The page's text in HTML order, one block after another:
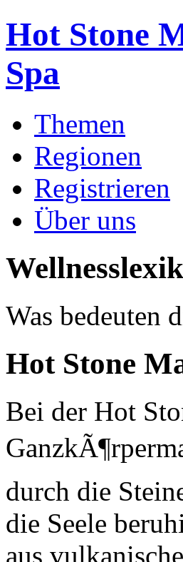
Hot Stone
Spa
Themen
Regionen
Registrieren
Über uns
Was bedeuten
Hot Stone
Bei der Hot
durch die
die Seele
aus